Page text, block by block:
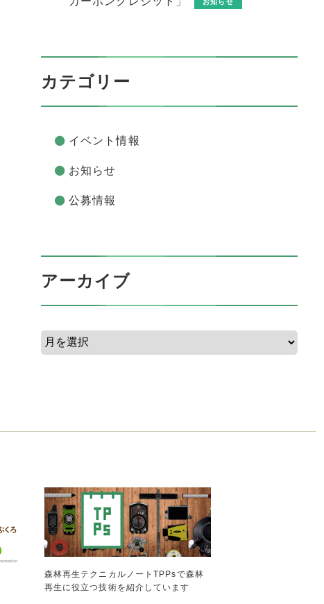
お知らせ
カテゴリー
イベント情報
お知らせ
公募情報
アーカイブ
森林再生テクニカルノートTPPsで森林
再生に役立つ技術を紹介しています